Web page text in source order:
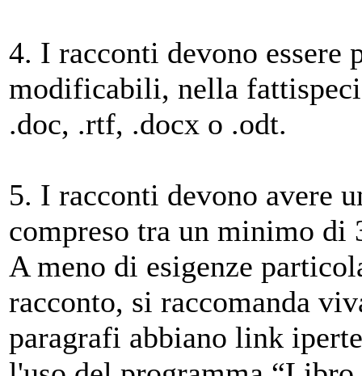
4. I racconti devono essere
modificabili, nella
.doc, .rtf, .docx o .odt.
5. I racconti devono avere
compreso tra un minimo di
A meno di esigenze
racconto, si raccomanda
paragrafi abbiano link